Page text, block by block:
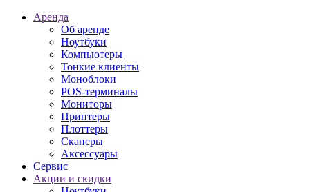
Аренда
Об аренде
Ноутбуки
Компьютеры
Тонкие клиенты
Моноблоки
POS-терминалы
Мониторы
Принтеры
Плоттеры
Сканеры
Аксессуары
Сервис
Акции и скидки